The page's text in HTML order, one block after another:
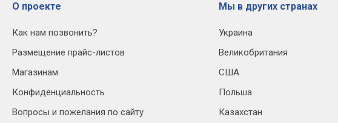
О проекте
Как нам позвонить?
Размещение прайс-листов
Магазинам
Конфиденциальность
Вопросы и пожелания по сайту
Мы в других странах
Украина
Великобритания
США
Польша
Казахстан